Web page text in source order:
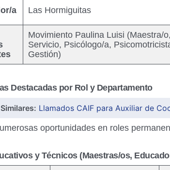
a Las Hormiguitas
Movimiento Paulina Luisi (Maestra/
Servicio, Psicólogo/a,
Gestión)
Destacadas por Rol y Departamento
Llamados CAIF para Auxiliar de
oportunidades en roles
y Técnicos (Maestras/os,